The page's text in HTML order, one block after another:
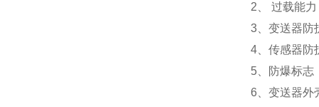
2、 过载能
3、变送器防
4、传感器防
5、防爆标志
6、变送器外